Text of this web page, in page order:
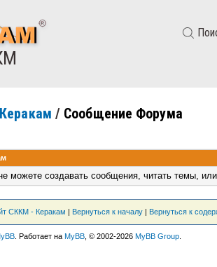
/ Сообщение Форума
можете создавать сообщения, читать темы,
СККМ - Керакам | Вернуться к началу | Вернуться к
. Работает на MyBB , © 2002-2026 MyBB Group